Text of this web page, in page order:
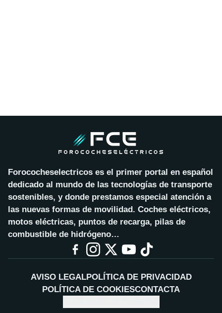
Forococheselectricos es el primer portal en español
dedicado al mundo de las tecnologías de transporte
sostenibles, y donde prestamos especial atención a
las nuevas formas de movilidad. Coches eléctricos,
motos eléctricas, puntos de recarga, pilas de
combustible de hidrógeno…
AVISO LEGALPOLÍTICA DE PRIVACIDAD
POLÍTICA DE COOKIESCONTACTA